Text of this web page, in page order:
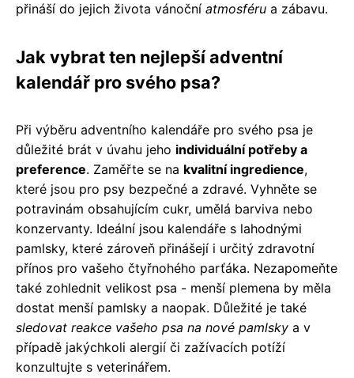
přináší do jejich života vánoční atmosféru a zábavu.
Jak vybrat ten nejlepší adventní
kalendář pro svého psa?
Při výběru adventního kalendáře pro svého psa je
důležité brát v úvahu jeho individuální potřeby a
preference. Zaměřte se na kvalitní ingredience,
které jsou pro psy bezpečné a zdravé. Vyhněte se
potravinám obsahujícím cukr, umělá barviva nebo
konzervanty. Ideální jsou kalendáře s lahodnými
pamlsky, které zároveň přinášejí i určitý zdravotní
přínos pro vašeho čtyřnohého parťáka. Nezapomeňte
také zohlednit velikost psa - menší plemena by měla
dostat menší pamlsky a naopak. Důležité je také
sledovat reakce vašeho psa na nové pamlsky a v
případě jakýchkoli alergií či zažívacích potíží
konzultujte s veterinářem.